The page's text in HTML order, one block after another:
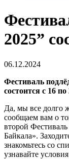
2025”
06.12.2024
Фестиваль
состоится с 16
Да, мы все долго
сообщаем вам о
второй
Байкала».
знакомьтесь со
узнавайте